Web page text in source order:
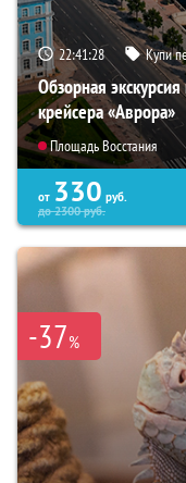
22:41:27 Купи
Обзорная
крейсера «Аврора»
Площадь Восстания
от 330 руб.
до2300руб.
-37%